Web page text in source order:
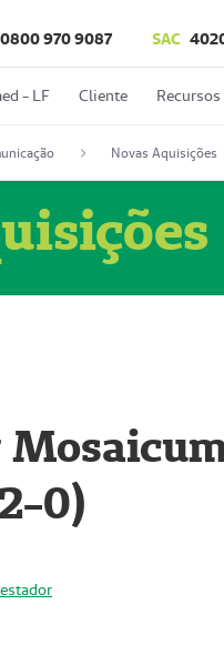
0800 970 9087 SAC
- LF Cliente
Novas Aquisições
0)